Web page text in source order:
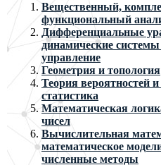
Вещественный,
функциональный
Дифференциальные
динамические
управление
Геометрия и топология
Теория вероятностей
статистика
Математическая
чисел
Вычислительная
математическое
численные методы